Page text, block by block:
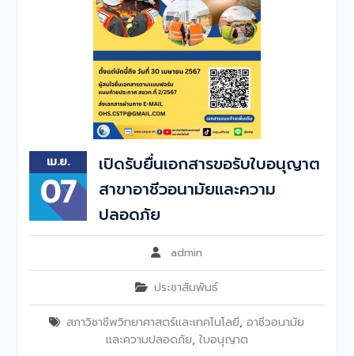
เม.ย.
07
เปิดรับยื่นเอกสารขอรับใบอนุญาต
สาขาอาชีวอนามัยและความ
ปลอดภัย
admin
ประชาสัมพันธ์
สภาวิชาชีพวิทยาศาสตร์และเทคโนโลยี,อาชีวอนามัย
และความปลอดภัย, ใบอนุญาต